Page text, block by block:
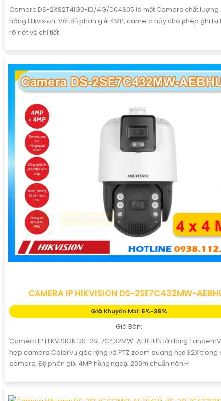
Camera DS-2XS2T41G0-ID/4G/C04S05 là một Camera chất
hãng Hikvision. Với độ phân giải 4MP, camera này cho phép ghi lại
rõ nét và chi tiết
CAMERA IP HIKVISION DS-2SE7C432MW-
Giá Khuyến Mại: 5%-35%
Giá Bán:
Camera IP HIKVISION DS-2SE7C432MW-AEBHUN là dòng
hợp camera ColorVu góc rộng và PTZ zoom quang học 32X trong
camera. Độ phân giải 4MP hồng ngoại 200m chuẩn nén H